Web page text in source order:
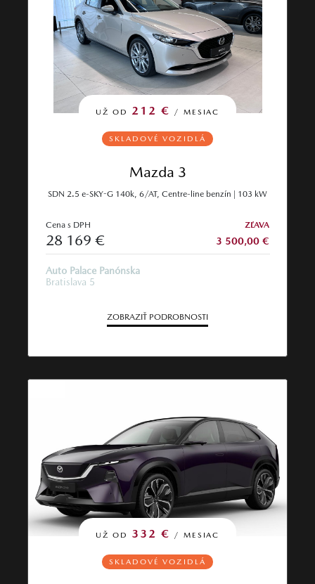
UŽ OD 212 € / MESIAC
SKLADOVÉ VOZIDLÁ
Mazda 3
SDN 2.5 e-SKY-G 140k, 6/AT, Centre-line benzín | 103 kW
Cena s DPH
28 169 €
ZĽAVA
3 500,00 €
Auto Palace Panónska
Bratislava 5
ZOBRAZIŤ PODROBNOSTI
UŽ OD 332 € / MESIAC
SKLADOVÉ VOZIDLÁ